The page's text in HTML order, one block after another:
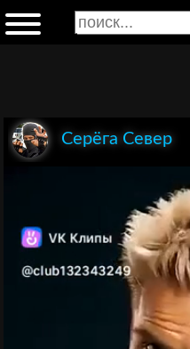
Серёга Север